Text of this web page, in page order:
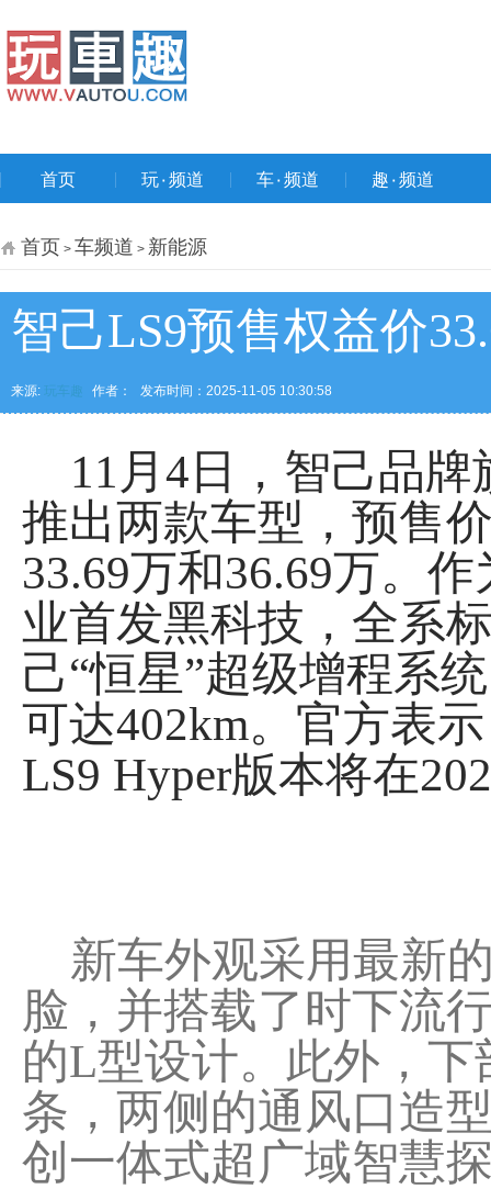
首页 玩۰频道 车۰频道 趣۰频道
首页 > 车频道 > 新能源
智己LS9预售权益价
来源: 玩车趣 作者： 发布时间：2025-11-05 10:30:58
11月4日，智己品
推出两款车型，预售
33.69万和36.69万。
业首发黑科技，全系
己“恒星”超级增程系
可达402km。官方表
LS9 Hyper版本将在
新车外观采用最新
脸，并搭载了时下流
的L型设计。此外，
条，两侧的通风口造
创一体式超广域智慧